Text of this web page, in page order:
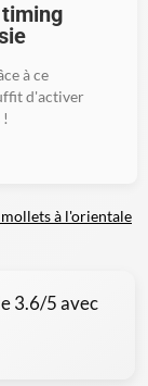
à ce
d'activer
à l'orientale
3.6/5 avec